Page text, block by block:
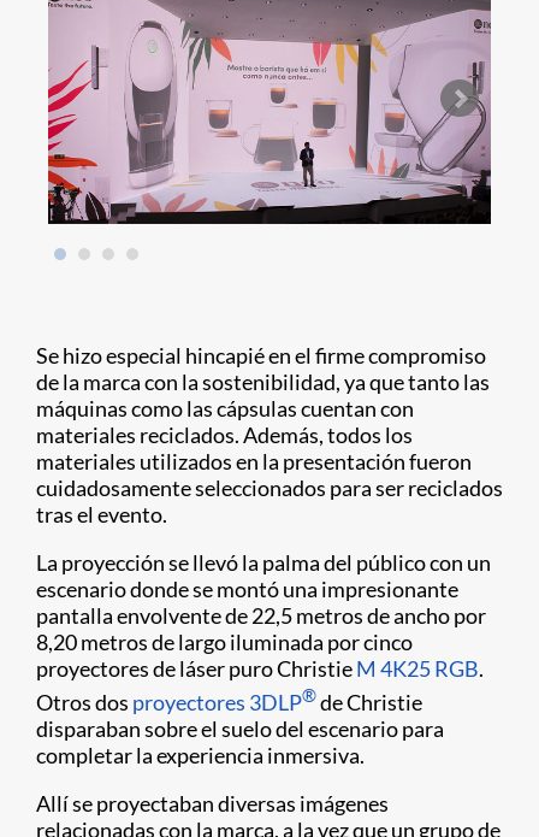
Se hizo especial hincapié en el firme compromiso
de la marca con la sostenibilidad, ya que tanto las
máquinas como las cápsulas cuentan con
materiales reciclados. Además, todos los
materiales utilizados en la presentación fueron
cuidadosamente seleccionados para ser reciclados
tras el evento.
La proyección se llevó la palma del público con un
escenario donde se montó una impresionante
pantalla envolvente de 22,5 metros de ancho por
8,20 metros de largo iluminada por cinco
proyectores de láser puro ChristieM 4K25 RGB.
Otros dos proyectores 3DLP®de Christie
disparaban sobre el suelo del escenario para
completar la experiencia inmersiva.
Allí se proyectaban diversas imágenes
relacionadas con la marca, a la vez que un grupo de